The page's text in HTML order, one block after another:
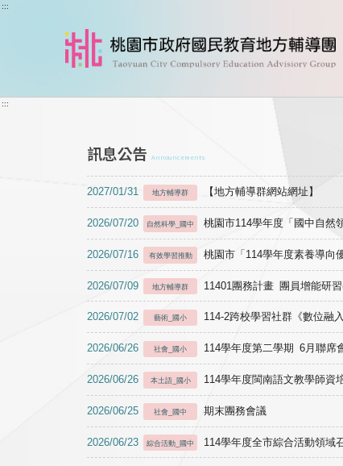
跳到主要內容
:::
:::
訊息公告 Announcements
2027/01/31 地方輔導群 【地方輔導群網站網址】
2026/07/20 自然科學_國中 桃園市114學年度「國中自然
2026/07/16 有效學習推動 桃園市「114學年度素養導向
2026/07/09 地方輔導群 11401團務計畫 團員增能研
2026/07/02 藝術_國小 114-2跨校學習社群《數位融
2026/06/26 社會_國小 114學年度第二學期 6月聯席
2026/06/26 本土語_國小 114學年度閩南語文教學師資
2026/06/25 社會_國中 期末團務會議
2026/06/23 綜合活動_國中 114學年度全市綜合活動領域